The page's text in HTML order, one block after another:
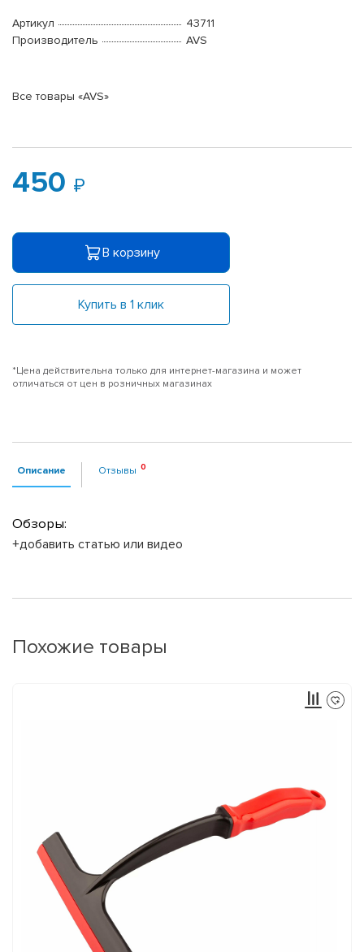
Артикул
43711
Производитель
AVS
Все товары «AVS»
450
В корзину
Купить в 1 клик
*Цена действительна только для интернет-магазина и может
отличаться от цен в розничных магазинах
Описание Отзывы
Обзоры:
+добавить статью или видео
Похожие товары